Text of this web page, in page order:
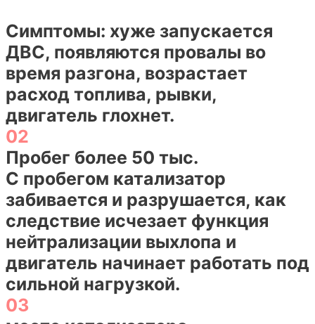
Симптомы: хуже запускается
ДВС, появляются провалы во
время разгона, возрастает
расход топлива, рывки,
двигатель глохнет.
02
Пробег более 50 тыс.
С пробегом катализатор
забивается и разрушается, как
следствие исчезает функция
нейтрализации выхлопа и
двигатель начинает работать под
сильной нагрузкой.
03